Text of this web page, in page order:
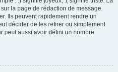
la page de rédaction de message.
Ils peuvent rapidement rendre un
décider de les retirer ou simplement
peut aussi avoir défini un nombre